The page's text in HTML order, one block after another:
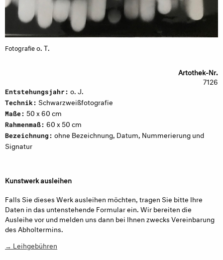
Fotografieo. T.
Artothek-Nr.
7126
Entstehungsjahr: o. J.
Technik: Schwarzweißfotografie
Maße: 50 x 60 cm
Rahmenmaß: 60 x 50 cm
Bezeichnung: ohne Bezeichnung, Datum, Nummerierung und
Signatur
Kunstwerk ausleihen
Falls Sie dieses Werk ausleihen möchten, tragen Sie bitte Ihre
Daten in das untenstehende Formular ein. Wir bereiten die
Ausleihe vor und melden uns dann bei Ihnen zwecks Vereinbarung
des Abholtermins.
→ Leihgebühren